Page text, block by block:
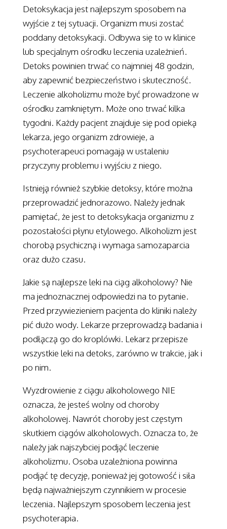
Detoksykacja jest najlepszym sposobem na
wyjście z tej sytuacji. Organizm musi zostać
poddany detoksykacji. Odbywa się to w klinice
lub specjalnym ośrodku leczenia uzależnień.
Detoks powinien trwać co najmniej 48 godzin,
aby zapewnić bezpieczeństwo i skuteczność.
Leczenie alkoholizmu może być prowadzone w
ośrodku zamkniętym. Może ono trwać kilka
tygodni. Każdy pacjent znajduje się pod opieką
lekarza, jego organizm zdrowieje, a
psychoterapeuci pomagają w ustaleniu
przyczyny problemu i wyjściu z niego.
Istnieją również szybkie detoksy, które można
przeprowadzić jednorazowo. Należy jednak
pamiętać, że jest to detoksykacja organizmu z
pozostałości płynu etylowego. Alkoholizm jest
chorobą psychiczną i wymaga samozaparcia
oraz dużo czasu.
Jakie są najlepsze leki na ciąg alkoholowy? Nie
ma jednoznacznej odpowiedzi na to pytanie.
Przed przywiezieniem pacjenta do kliniki należy
pić dużo wody. Lekarze przeprowadzą badania i
podłączą go do kroplówki. Lekarz przepisze
wszystkie leki na detoks, zarówno w trakcie, jak i
po nim.
Wyzdrowienie z ciągu alkoholowego NIE
oznacza, że jesteś wolny od choroby
alkoholowej. Nawrót choroby jest częstym
skutkiem ciągów alkoholowych. Oznacza to, że
należy jak najszybciej podjąć leczenie
alkoholizmu. Osoba uzależniona powinna
podjąć tę decyzję, ponieważ jej gotowość i siła
będą najważniejszym czynnikiem w procesie
leczenia. Najlepszym sposobem leczenia jest
psychoterapia.